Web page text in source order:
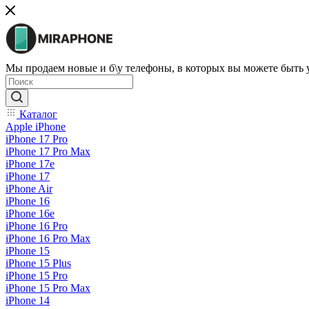
Мы продаем новые и б\у телефоны, в которых вы можете быть
Каталог
Apple iPhone
iPhone 17 Pro
iPhone 17 Pro Max
iPhone 17e
iPhone 17
iPhone Air
iPhone 16
iPhone 16e
iPhone 16 Pro
iPhone 16 Pro Max
iPhone 15
iPhone 15 Plus
iPhone 15 Pro
iPhone 15 Pro Max
iPhone 14